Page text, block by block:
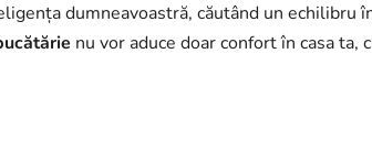
dumneavoastră, căutând un echilibru
nu vor aduce doar confort în casa ta,